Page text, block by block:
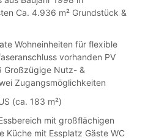
Ca. 4.936 m² Grundstück &
Wohneinheiten für flexible
vorhanden PV
Großzügige Nutz- &
Zugangsmöglichkeiten
(ca. 183 m²)
mit großflächigen
Küche mit Essplatz Gäste WC